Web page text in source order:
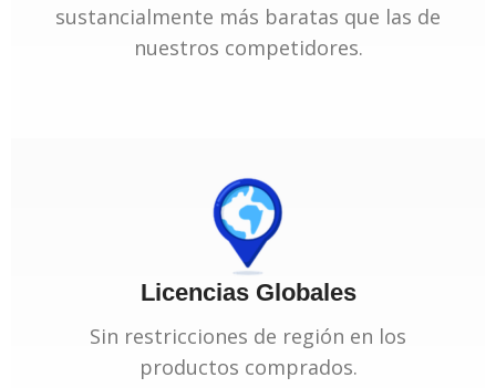
sustancialmente más baratas que las de
nuestros competidores.
Licencias Globales
Sin restricciones de región en los
productos comprados.